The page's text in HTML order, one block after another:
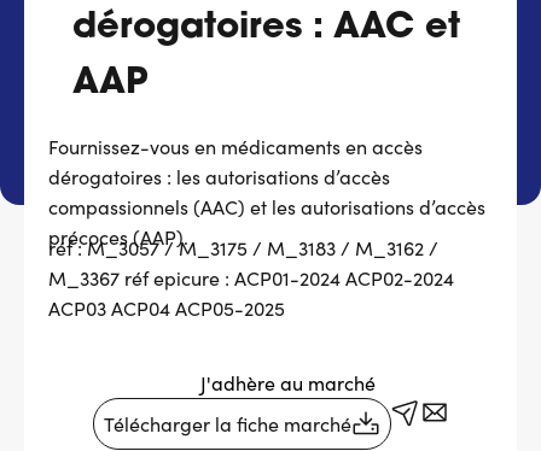
compte
l'utilisateur
Qui sommes-nous ?
Marchés
Actualités & évènements
Services adhérents
Fournisseurs
dérogatoires : AAC et
AAP
Fournissez-vous en médicaments en accès
dérogatoires : les autorisations d’accès
compassionnels (AAC) et les autorisations d’accès
précoces (AAP).
réf : M_3057 / M_3175 / M_3183 / M_3162 /
M_3367 réf epicure : ACP01-2024 ACP02-2024
ACP03 ACP04 ACP05-2025
J'adhère au marché
Télécharger la fiche marché